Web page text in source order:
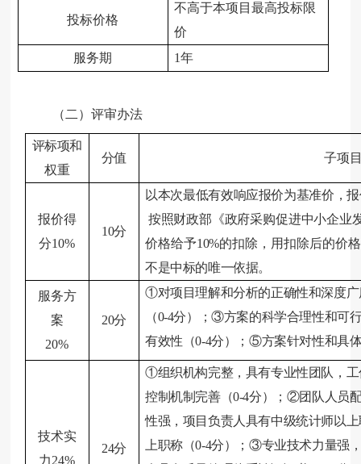
投标价格
不高于本项目最高投标限
价
服务期
1年
（二）评审办法
评标项和
权重
分值 子项
报价得
分10%
10分
以本次最低有效响应报价为基准价，
按照财政部《政府采购促进中小企业
价格给予10%的扣除，用扣除后的价
不是中标的唯一依据。
服务方
案
20%
20分
①对项目理解和分析的正确性和深度
（0-4分）
；③方案的科学合理性和可
有效性 （0-4分） ；⑤方案针对性和具
技术实
力24%
24分
①组织机构完整，具有专业性团队，
控制机制完善（0-4分）
；②团队人员
性强，项目负责人具有中级统计师以
上职称（0-4分）
；③专业技术力量强